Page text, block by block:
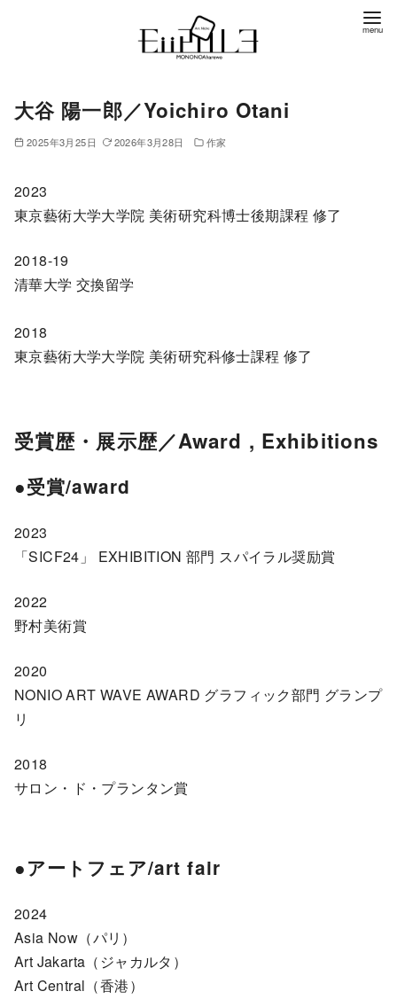
大谷 陽一郎／Yoichiro Otani
2025年3月25日 2026年3月28日 作家
2023
東京藝術大学大学院 美術研究科博士後期課程 修了
2018-19
清華大学 交換留学
2018
東京藝術大学大学院 美術研究科修士課程 修了
受賞歴・展示歴／Award , Exhibitions
●受賞/award
2023
「SICF24」 EXHIBITION 部門 スパイラル奨励賞
2022
野村美術賞
2020
NONIO ART WAVE AWARD グラフィック部門 グランプ
リ
2018
サロン・ド・プランタン賞
●アートフェア/art fair
2024
Asia Now（パリ）
Art Jakarta（ジャカルタ）
Art Central（香港）